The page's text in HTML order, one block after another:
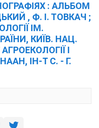
: АЛЬБОМ
, Ф. І. ТОВКАЧ ;
ІМ.
КИЇВ. НАЦ.
І
ІН-Т С. - Г.